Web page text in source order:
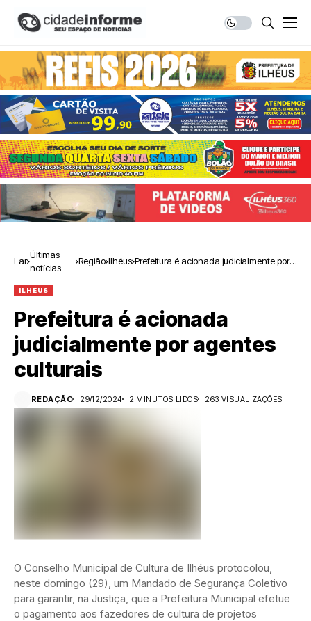
Lar
Últimas
notícias
Região Ilhéus Prefeitura é acionada judicialmente por
ILHÉUS
Prefeitura é acionada
judicialmente por agentes
culturais
REDAÇÃO 29/12/2024 2 MINUTOS LIDOS 263 VISUALIZAÇÕES
O Conselho Municipal de Cultura de Ilhéus protocolou,
neste domingo (29), um Mandado de Segurança Coletivo
para garantir, na Justiça, que a Prefeitura Municipal efetue
o pagamento aos fazedores de cultura de projetos